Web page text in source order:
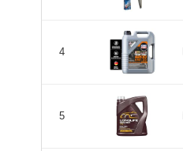
4
5